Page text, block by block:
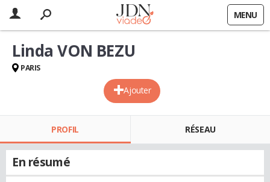
MENU
Ajouter
Linda VON BEZU
PARIS
PROFIL RÉSEAU
En résumé